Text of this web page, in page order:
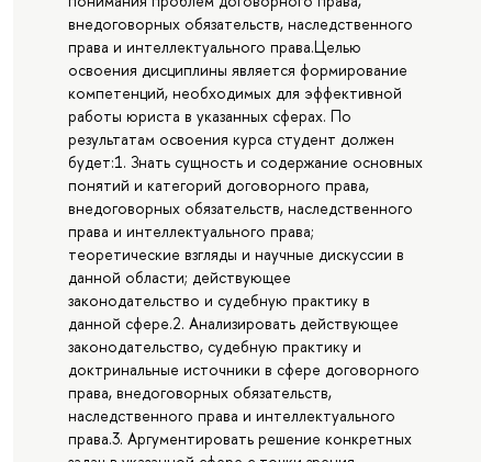
внедоговорных обязательств, наследственного
права и интеллектуального права.Целью
освоения дисциплины является формирование
компетенций, необходимых для эффективной
работы юриста в указанных сферах. По
результатам освоения курса студент должен
будет:1. Знать сущность и содержание основных
понятий и категорий договорного права,
внедоговорных обязательств, наследственного
права и интеллектуального права;
теоретические взгляды и научные дискуссии в
данной области; действующее
законодательство и судебную практику в
данной сфере.2. Анализировать действующее
законодательство, судебную практику и
доктринальные источники в сфере договорного
права, внедоговорных обязательств,
наследственного права и интеллектуального
права.3. Аргументировать решение конкретных